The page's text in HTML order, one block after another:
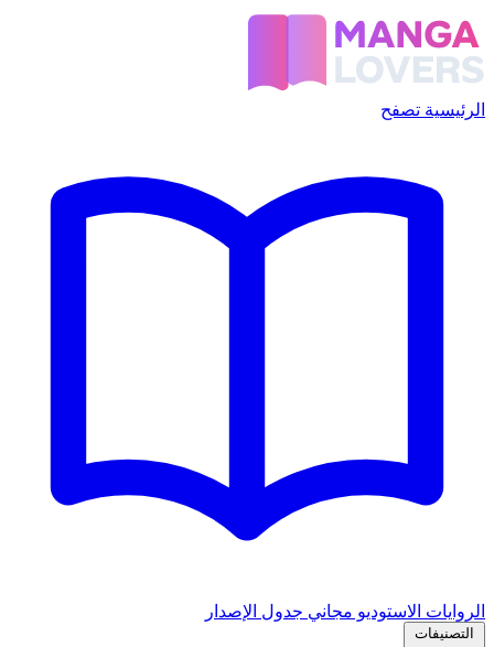
الرئيسية تصفح
الروايات الاستوديو مجاني جدول الإصدار
التصنيفات